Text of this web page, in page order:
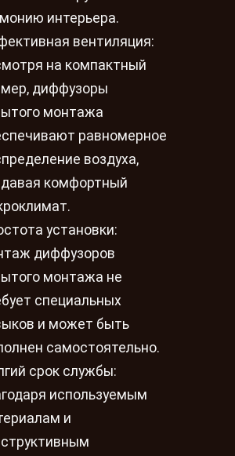
интерьера.
вентиляция:
на компактный
диффузоры
монтажа
равномерное
воздуха,
комфортный
установки:
диффузоров
монтажа не
специальных
и может быть
самостоятельно.
срок службы:
используемым
и